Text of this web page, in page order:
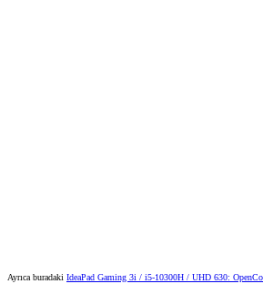
Ayrıca buradaki IdeaPad Gaming 3i / i5-10300H / UHD 630: